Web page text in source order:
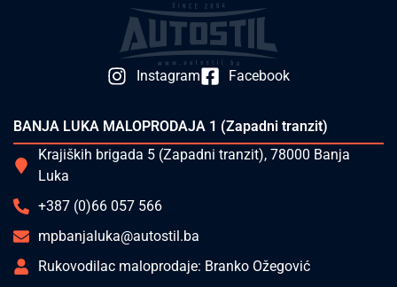
Instagram Facebook
BANJA LUKA MALOPRODAJA 1 (Zapadni tranzit)
Krajiških brigada 5 (Zapadni tranzit), 78000 Banja
Luka
+387 (0)66 057 566
mpbanjaluka@autostil.ba
Rukovodilac maloprodaje: Branko Ožegović